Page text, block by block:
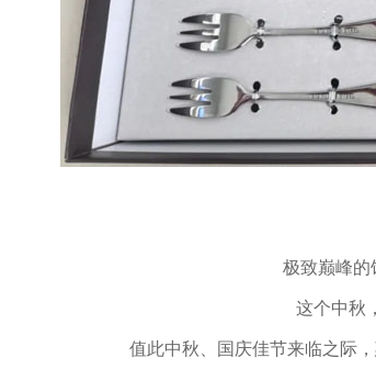
极致巅峰
这个中秋
值此中秋、国庆佳节来临之际